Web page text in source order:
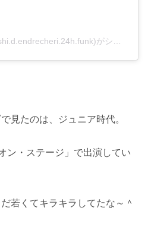
見たのは、ジュニア時代。
ン・ステージ」で出演してい
若くてキラキラしてたな～＾